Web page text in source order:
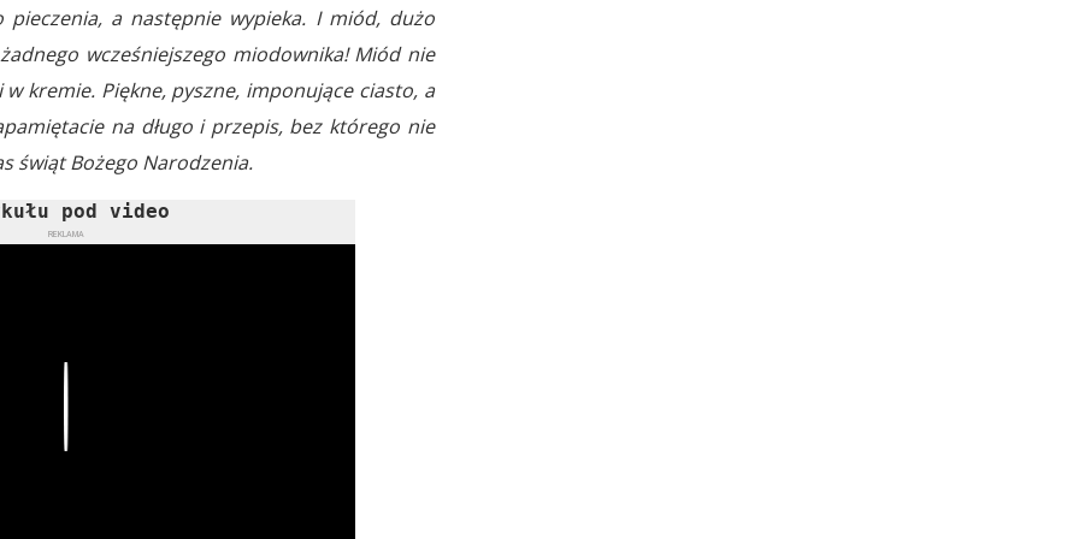
a następnie wypieka. I miód, dużo
wcześniejszego miodownika! Miód nie
kremie. Piękne, pyszne, imponujące ciasto, a
na długo i przepis, bez którego nie
świąt Bożego Narodzenia.
pod video
REKLAMA